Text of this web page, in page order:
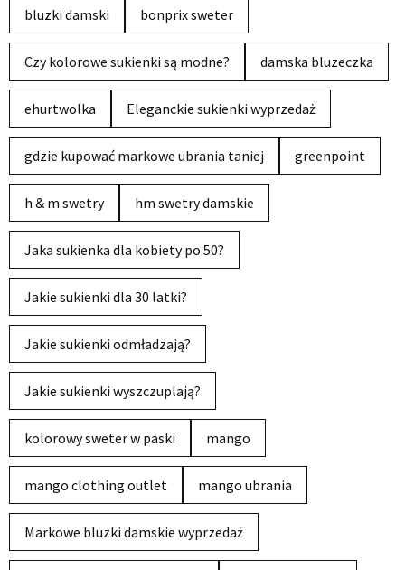
bluzki damski bonprix sweter
Czy kolorowe sukienki są modne? damska bluzeczka
ehurtwolka Eleganckie sukienki wyprzedaż
gdzie kupować markowe ubrania taniej greenpoint
h & m swetry hm swetry damskie
Jaka sukienka dla kobiety po 50?
Jakie sukienki dla 30 latki?
Jakie sukienki odmładzają?
Jakie sukienki wyszczuplają?
kolorowy sweter w paski mango
mango clothing outlet mango ubrania
Markowe bluzki damskie wyprzedaż